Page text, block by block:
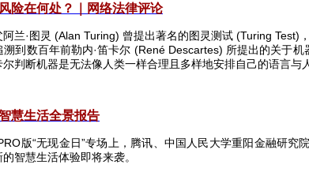
风险在何处？｜网络法律评论
兰·图灵 (Alan Turing) 曾提出著名的图灵测试 (Turing Test)
到数百年前勒内·笛卡尔 (RenéDescartes) 所提出的关于机
判断机器是无法像人类一样合理且多样地安排自己的语言
慧生活全景报告
版“无现金日”专场上，腾讯、中国人民大学重阳金融研究
智慧生活体验即将来袭。